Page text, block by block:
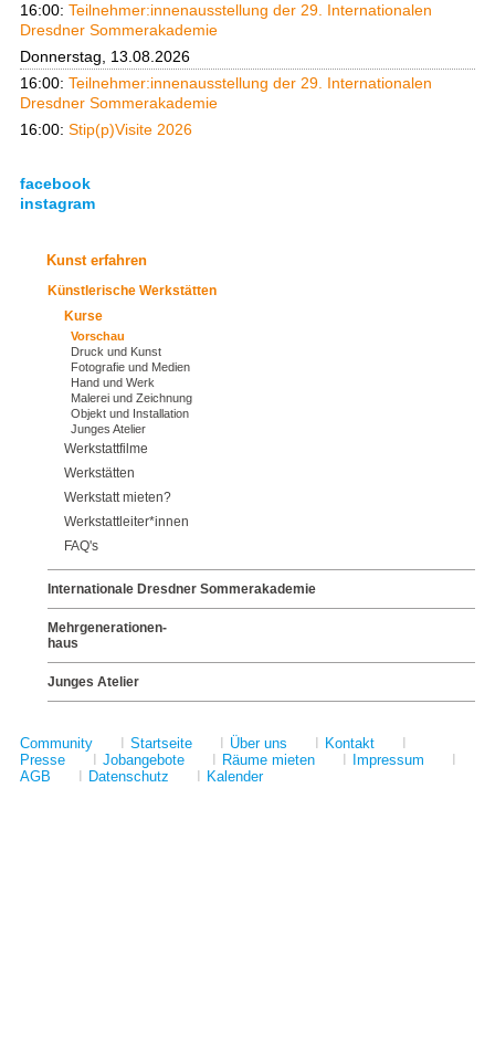
16:00: Teilnehmer:innenausstellung der 29. Internationalen
Dresdner Sommerakademie
Donnerstag, 13.08.2026
16:00: Teilnehmer:innenausstellung der 29. Internationalen
Dresdner Sommerakademie
16:00: Stip(p)Visite 2026
facebook
instagram
Kunst erfahren
Künstlerische Werkstätten
Kurse
Vorschau
Druck und Kunst
Fotografie und Medien
Hand und Werk
Malerei und Zeichnung
Objekt und Installation
Junges Atelier
Werkstattfilme
Werkstätten
Werkstatt mieten?
Werkstattleiter*innen
FAQ's
Internationale Dresdner Sommerakademie
Mehrgenerationen-
haus
Junges Atelier
Community Startseite Über uns Kontakt
Presse
Jobangebote Räume mieten Impressum
AGB
Datenschutz Kalender